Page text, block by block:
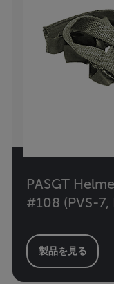
PASGT
#108 (PVS-7,
製品を見る